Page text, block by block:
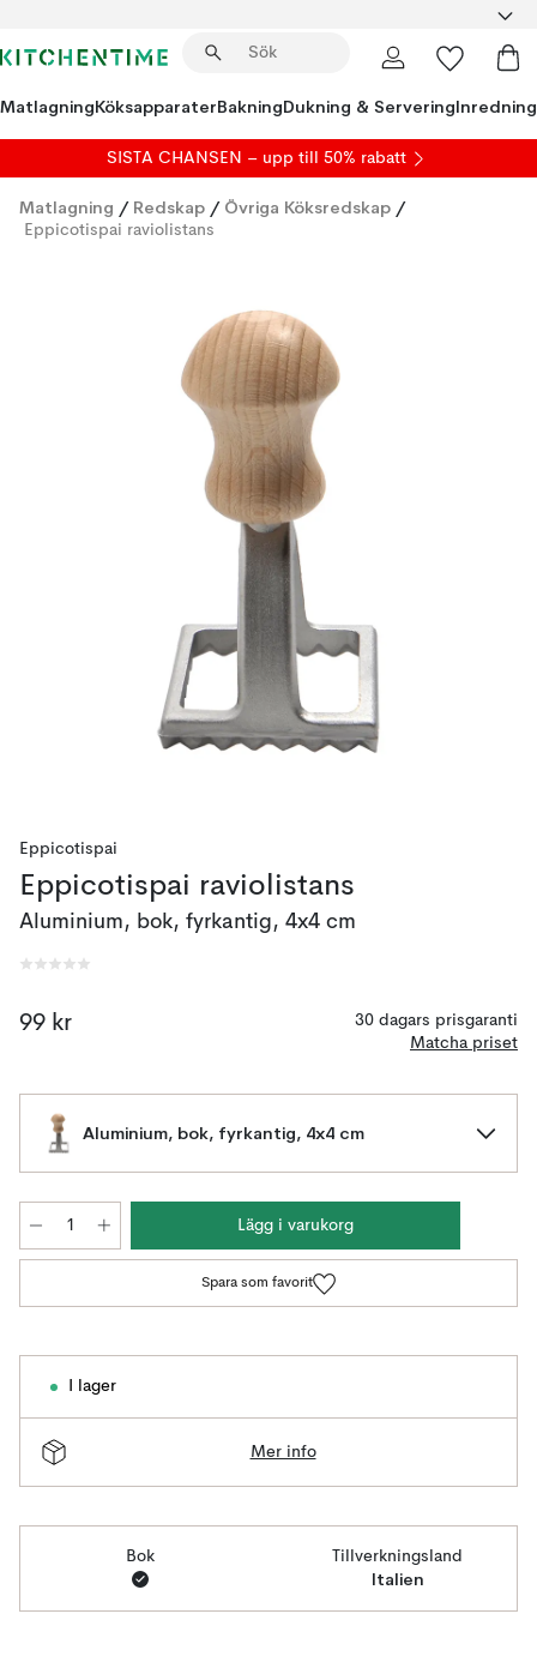
MatlagningKöksapparaterBakningDukning & ServeringInredning
SISTA CHANSEN – upp till 50% rabatt
Matlagning / Redskap / Övriga Köksredskap /
Eppicotispai raviolistans
Eppicotispai
Eppicotispai raviolistans
Aluminium, bok, fyrkantig, 4x4 cm
99 kr
30 dagars prisgaranti
Matcha priset
Aluminium, bok, fyrkantig, 4x4 cm
Lägg i varukorg
Spara som favorit
I lager
Mer info
Bok Tillverkningsland
Italien